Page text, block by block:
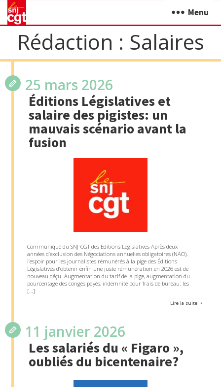
Menu
Rédaction : Salaires
25 mars 2026
Éditions Législatives et
salaire des pigistes: un
mauvais scénario avant la
fusion
Communiqué du SNJ-CGT des Editions Législatives Après deux
années d’exclusion des Négociations annuelles obligatoires (NAO),
l’espoir pour les journalistes rémunérés à la pige des Éditions
Législatives d’obtenir enfin une juste rémunération en 2026 est de
nouveau déçu. Augmentation du tarif de la pige, augmentation du
pourcentage des congés payés, indemnité pour frais de bureau: les
[…]
Lire la suite
11 janvier 2026
Les salariés du « Figaro »,
oubliés du bicentenaire?